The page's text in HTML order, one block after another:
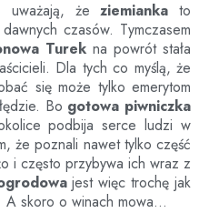
uważają, żeziemianka to
czasów. Tymczasem
Turek na powrót stała
Dla tych co myślą, że
się może tylko emerytom
Bo gotowa piwniczka
podbija serce ludzi w
że poznali nawet tylko część
i często przybywa ich wraz z
jest więc trochę jak
A skoro o winach mowa…